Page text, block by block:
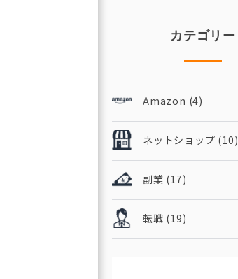
カテゴリー
Amazon (4)
ネットショップ (10)
副業 (17)
転職 (19)